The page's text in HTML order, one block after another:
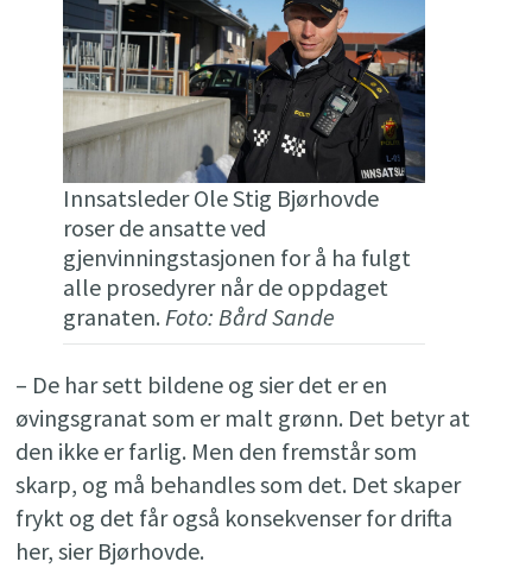
Innsatsleder Ole Stig Bjørhovde
roser de ansatte ved
gjenvinningstasjonen for å ha fulgt
alle prosedyrer når de oppdaget
granaten. Foto: Bård Sande
– De har sett bildene og sier det er en
øvingsgranat som er malt grønn. Det betyr at
den ikke er farlig. Men den fremstår som
skarp, og må behandles som det. Det skaper
frykt og det får også konsekvenser for drifta
her, sier Bjørhovde.